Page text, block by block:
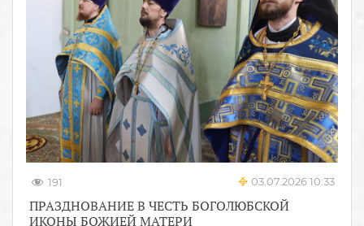
191 03.07.2026 10:33
ПРАЗДНОВАНИЕ В ЧЕСТЬ БОГОЛЮБСКОЙ
ИКОНЫ БОЖИЕЙ МАТЕРИ